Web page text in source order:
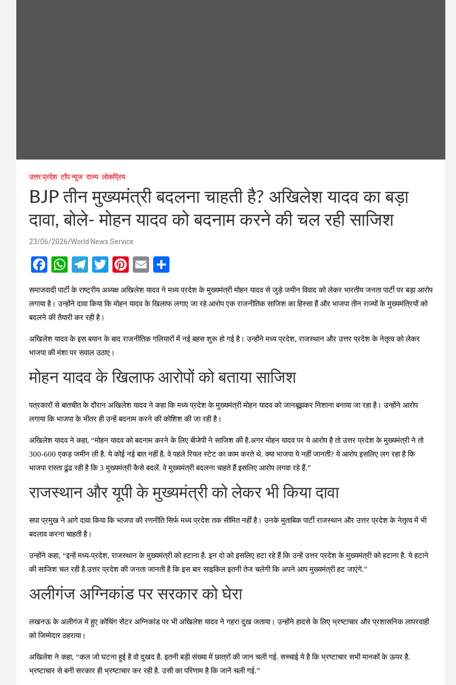
उत्तर प्रदेश टॉप न्यूज राज्य लोकप्रिय
BJP तीन मुख्यमंत्री बदलना चाहती है? अखिलेश यादव का बड़ा
दावा, बोले- मोहन यादव को बदनाम करने की चल रही साजिश
23/06/2026 World News Service
F
a
ce
b
o
W
h
at
s
A
p
T
el
e
gr
m
T
tt
er
Pi
nt
er
es
E
m
ail ar
समाजवादी पार्टी के राष्ट्रीय अध्यक्ष अखिलेश यादव ने मध्य प्रदेश के मुख्यमंत्री मोहन यादव से जुड़े जमीन विवाद को लेकर भारतीय जनता पार्टी पर बड़ा आरोप
लगाया है। उन्होंने दावा किया कि मोहन यादव के खिलाफ लगाए जा रहे आरोप एक राजनीतिक साजिश का हिस्सा हैं और भाजपा तीन राज्यों के मुख्यमंत्रियों को
बदलने की तैयारी कर रही है।
अखिलेश यादव के इस बयान के बाद राजनीतिक गलियारों में नई बहस शुरू हो गई है। उन्होंने मध्य प्रदेश, राजस्थान और उत्तर प्रदेश के नेतृत्व को लेकर
भाजपा की मंशा पर सवाल उठाए।
मोहन यादव के खिलाफ आरोपों को बताया साजिश
पत्रकारों से बातचीत के दौरान अखिलेश यादव ने कहा कि मध्य प्रदेश के मुख्यमंत्री मोहन यादव को जानबूझकर निशाना बनाया जा रहा है। उन्होंने आरोप
लगाया कि भाजपा के भीतर ही उन्हें बदनाम करने की कोशिश की जा रही है।
अखिलेश यादव ने कहा, “मोहन यादव को बदनाम करने के लिए बीजेपी ने साजिश की है.अगर मोहन यादव पर ये आरोप है तो उत्तर प्रदेश के मुख्यमंत्री ने तो
300-600 एकड़ जमीन ली है. ये कोई नई बात नहीं है. वे पहले रियल स्टेट का काम करते थे. क्या भाजपा ये नहीं जानती? ये आरोप इसलिए लग रहा है कि
भाजपा रास्ता ढूंढ रही है कि 3 मुख्यमंत्री कैसे बदलें. वे मुख्यमंत्री बदलना चाहते हैं इसलिए आरोप लगवा रहे हैं.”
राजस्थान और यूपी के मुख्यमंत्री को लेकर भी किया दावा
सपा प्रमुख ने आगे दावा किया कि भाजपा की रणनीति सिर्फ मध्य प्रदेश तक सीमित नहीं है। उनके मुताबिक पार्टी राजस्थान और उत्तर प्रदेश के नेतृत्व में भी
बदलाव करना चाहती है।
उन्होंने कहा, “इन्हें मध्य-प्रदेश, राजस्थान के मुख्यमंत्री को हटाना है. इन दो को इसलिए हटा रहे हैं कि उन्हें उत्तर प्रदेश के मुख्यमंत्री को हटाना है. ये हटाने
की साजिश चल रही है.उत्तर प्रदेश की जनता जानती है कि इस बार साइकिल इतनी तेज चलेगी कि अपने आप मुख्यमंत्री हट जाएंगे.”
अलीगंज अग्निकांड पर सरकार को घेरा
लखनऊ के अलीगंज में हुए कोचिंग सेंटर अग्निकांड पर भी अखिलेश यादव ने गहरा दुख जताया। उन्होंने हादसे के लिए भ्रष्टाचार और प्रशासनिक लापरवाही
को जिम्मेदार ठहराया।
अखिलेश ने कहा, “कल जो घटना हुई है वो दुखद है. इतनी बड़ी संख्या में छात्रों की जान चली गई. सच्चाई ये है कि भ्रष्टाचार सभी मानकों के ऊपर है.
भ्रष्टाचार से बनी सरकार ही भ्रष्टाचार कर रही है. उसी का परिणाम है कि जानें चली गई.”